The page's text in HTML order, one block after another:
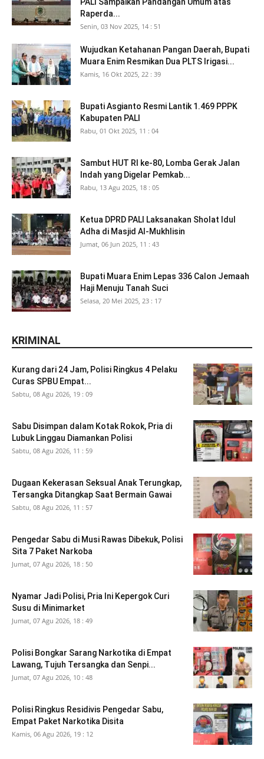
Raperda...
Senin, 03 Nov 2025, 14 : 51
Wujudkan Ketahanan Pangan Daerah, Bupati
Muara Enim Resmikan Dua PLTS Irigasi...
Kamis, 16 Okt 2025, 22 : 39
Bupati Asgianto Resmi Lantik 1.469 PPPK
Kabupaten PALI
Rabu, 01 Okt 2025, 11 : 04
Sambut HUT RI ke-80, Lomba Gerak Jalan
Indah yang Digelar Pemkab...
Rabu, 13 Agu 2025, 18 : 05
Ketua DPRD PALI Laksanakan Sholat Idul
Adha di Masjid Al-Mukhlisin
Jumat, 06 Jun 2025, 11 : 43
Bupati Muara Enim Lepas 336 Calon Jemaah
Haji Menuju Tanah Suci
Selasa, 20 Mei 2025, 23 : 17
KRIMINAL
Kurang dari 24 Jam, Polisi Ringkus 4 Pelaku
Curas SPBU Empat...
Sabtu, 08 Agu 2026, 19 : 09
Sabu Disimpan dalam Kotak Rokok, Pria di
Lubuk Linggau Diamankan Polisi
Sabtu, 08 Agu 2026, 11 : 59
Dugaan Kekerasan Seksual Anak Terungkap,
Tersangka Ditangkap Saat Bermain Gawai
Sabtu, 08 Agu 2026, 11 : 57
Pengedar Sabu di Musi Rawas Dibekuk, Polisi
Sita 7 Paket Narkoba
Jumat, 07 Agu 2026, 18 : 50
Nyamar Jadi Polisi, Pria Ini Kepergok Curi
Susu di Minimarket
Jumat, 07 Agu 2026, 18 : 49
Polisi Bongkar Sarang Narkotika di Empat
Lawang, Tujuh Tersangka dan Senpi...
Jumat, 07 Agu 2026, 10 : 48
Polisi Ringkus Residivis Pengedar Sabu,
Empat Paket Narkotika Disita
Kamis, 06 Agu 2026, 19 : 12